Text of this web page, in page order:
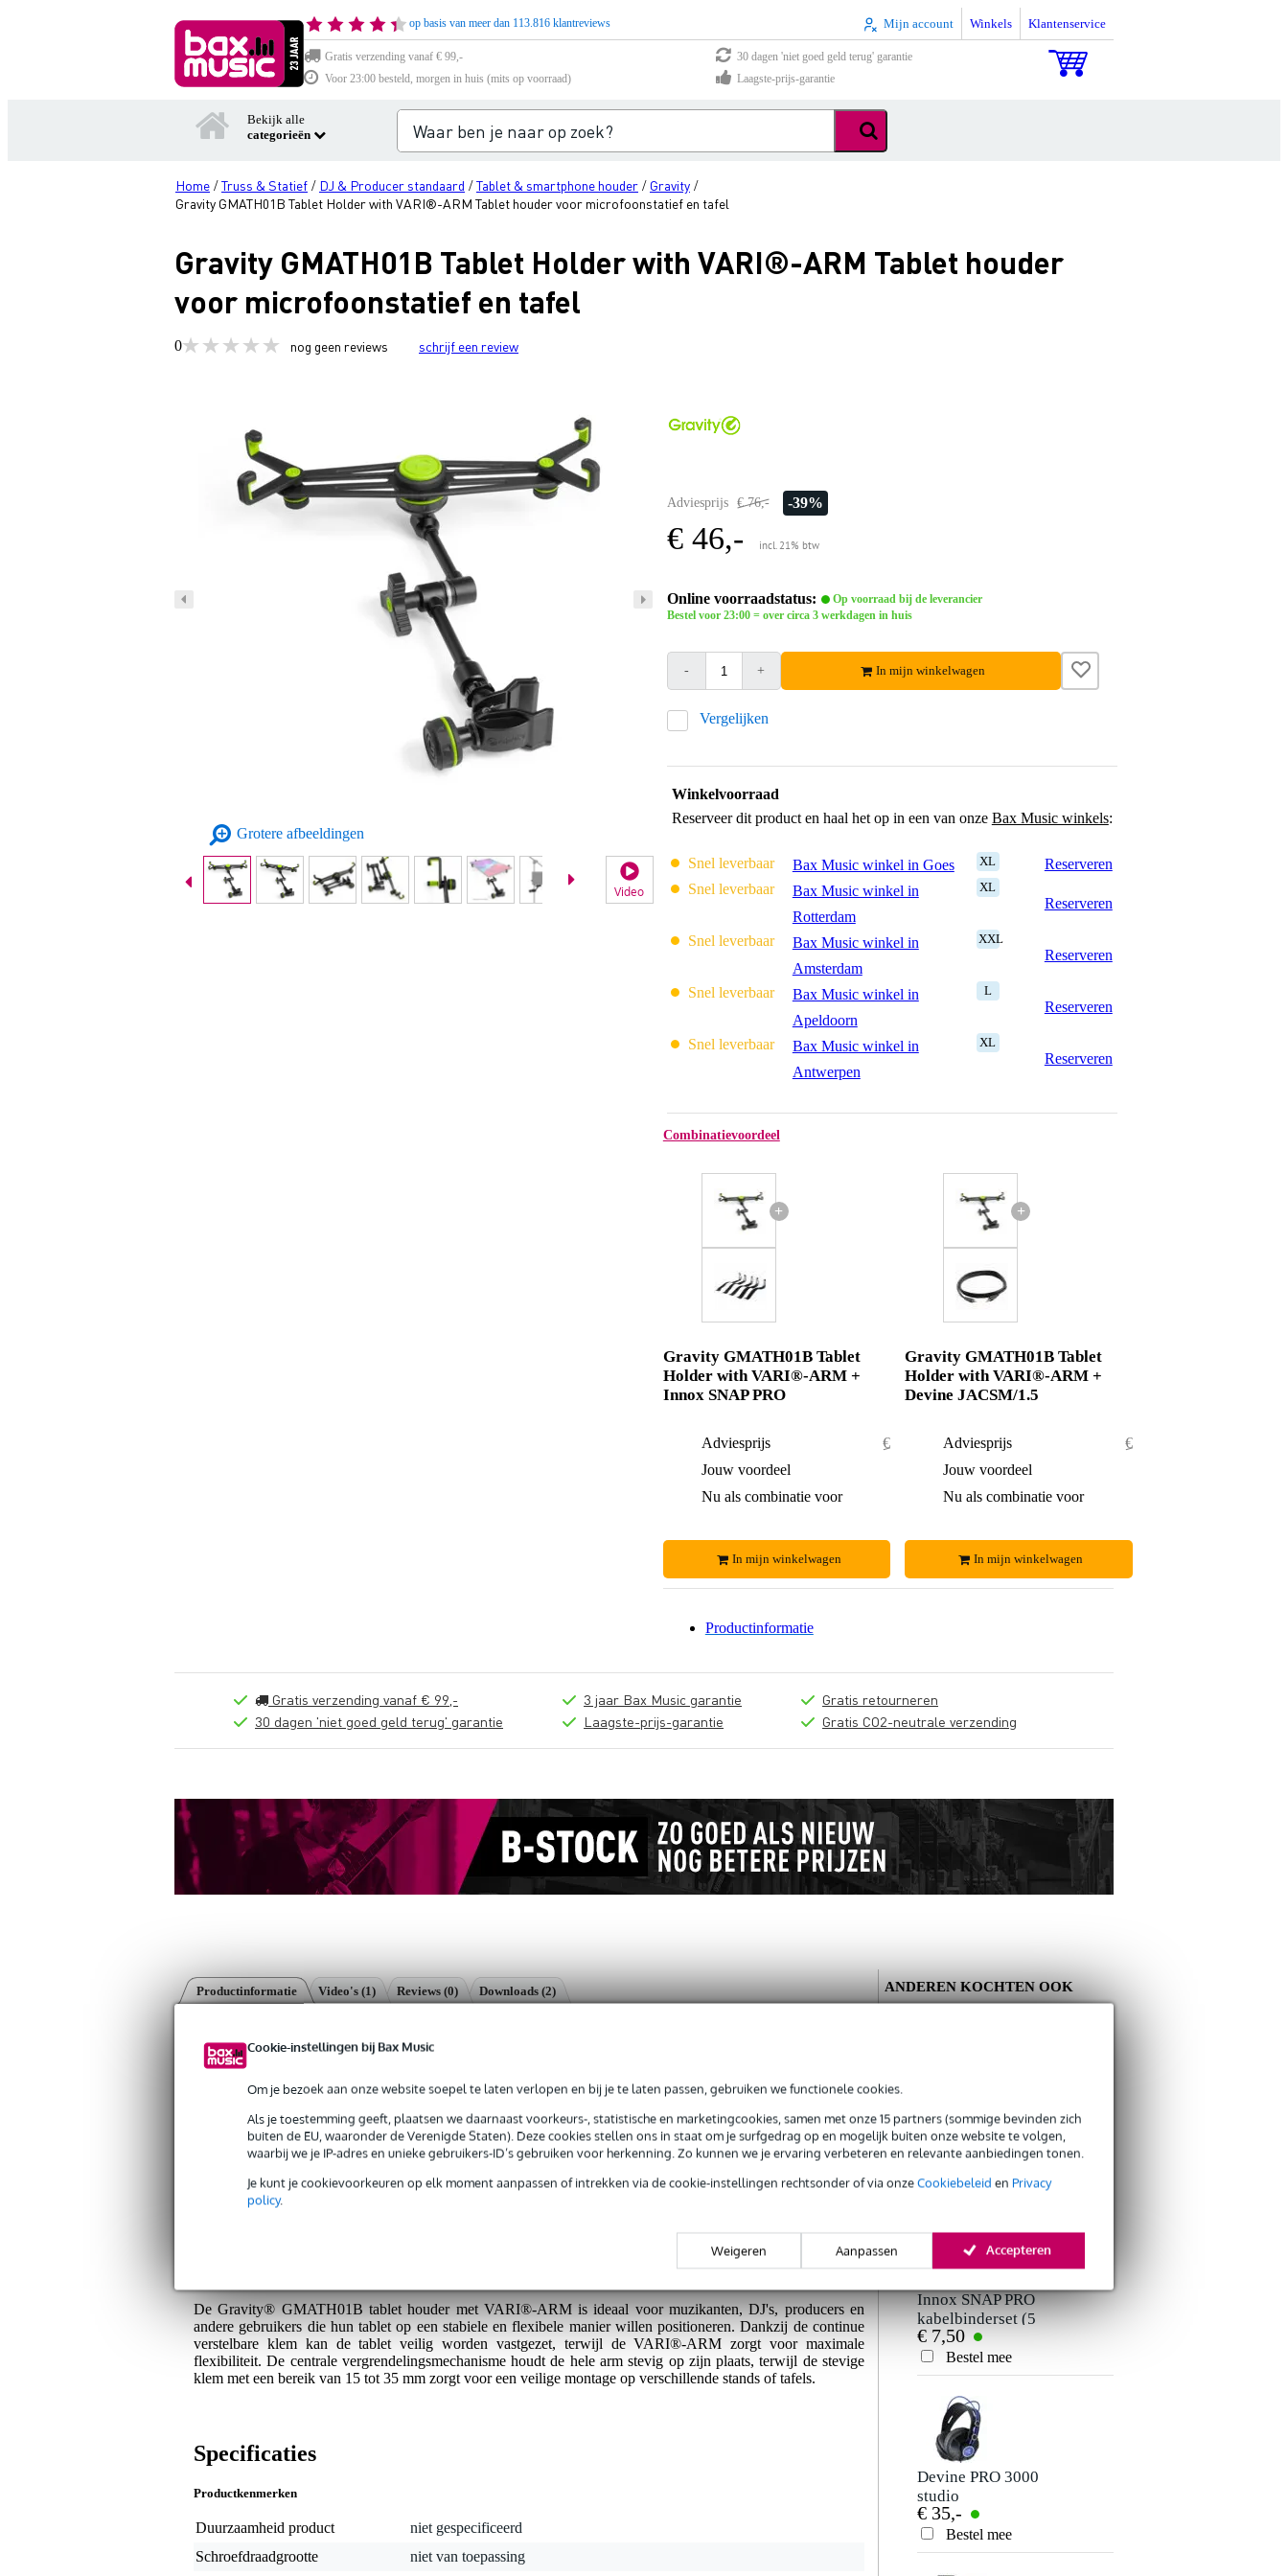
Cookie-instellingen bij Bax Music
Om je bezoek aan onze website soepel te laten verlopen en bij je te laten passen, gebruiken we functionele cookies.
Als je toestemming geeft, plaatsen we daarnaast voorkeurs-, statistische en marketingcookies, samen met onze 15 partners (sommige bevinden zich
buiten de EU, waaronder de Verenigde Staten). Deze cookies stellen ons in staat om je surfgedrag op en mogelijk buiten onze website te volgen,
waarbij we je IP-adres en unieke gebruikers-ID’s gebruiken voor herkenning. Zo kunnen we je ervaring verbeteren en relevante aanbiedingen tonen.
Je kunt je cookievoorkeuren op elk moment aanpassen of intrekken via de cookie-instellingen rechtsonder of via onzeCookiebeleid en Privacy
policy.
Weigeren Aanpassen Accepteren
op basis van meer dan 113.816 klantreviews Mijn account Winkels Klantenservice
Gratis verzending vanaf € 99,-
30 dagen 'niet goed geld terug' garantie
Voor 23:00 besteld, morgen in huis (mits op voorraad)
Laagste-prijs-garantie
Bekijk alle
categorieën
Home /Truss & Statief / DJ & Producer standaard /Tablet & smartphone houder / Gravity /
Gravity GMATH01B Tablet Holder with VARI®-ARM Tablet houder voor microfoonstatief en tafel
Gravity GMATH01B Tablet Holder with VARI®-ARM Tablet houder
voor microfoonstatief en tafel
0 nog geen reviews schrijf een review
Grotere afbeeldingen
Video
Adviesprijs € 76,- -39%
€ 46,- incl. 21% btw
Online voorraadstatus:
Op voorraad bij de leverancier
Bestel voor 23:00 = over circa 3 werkdagen in huis
- + In mijn winkelwagen
Vergelijken
Winkelvoorraad
Reserveer dit product en haal het op in een van onze Bax Music winkels:
Snel leverbaar Bax Music winkel in Goes XL
Reserveren
Snel leverbaar
Bax Music winkel in
Rotterdam
XL
Reserveren
Snel leverbaar
Bax Music winkel in
Amsterdam
XXL
Reserveren
Snel leverbaar
Bax Music winkel in
Apeldoorn
L
Reserveren
Snel leverbaar
Bax Music winkel in
Antwerpen
XL
Reserveren
Combinatievoordeel
+
Gravity GMATH01B Tablet
Holder with VARI®-ARM +
Innox SNAP PRO
Adviesprijs
€ 53,50
Jouw voordeel
Nu als combinatie voor
In mijn winkelwagen
+
Gravity GMATH01B Tablet
Holder with VARI®-ARM +
Devine JACSM/1.5
Adviesprijs
€ 51,95
Jouw voordeel
Nu als combinatie voor
In mijn winkelwagen
Productinformatie
Gratis verzending vanaf € 99,-
30 dagen 'niet goed geld terug' garantie
3 jaar Bax Music garantie
Laagste-prijs-garantie
Gratis retourneren
Gratis CO2-neutrale verzending
Productinformatie Video's (1) Reviews (0) Downloads (2)
Artikelnr:9000-0148-1274
Servicebelofte
Bax Music Garantie: Op dit product krijg je 5 jaar Bax Music garantie.
Op dit product krijg je 5 jaar Bax Music garantie.
Plus- en minpunten
Stevige en flexibele tabletbevestiging.
De Gravity® GMATH01B tablet houder met VARI®-ARM is ideaal voor muzikanten, DJ's, producers en
andere gebruikers die hun tablet op een stabiele en flexibele manier willen positioneren. Dankzij de continue
verstelbare klem kan de tablet veilig worden vastgezet, terwijl de VARI®-ARM zorgt voor maximale
flexibiliteit. De centrale vergrendelingsmechanisme houdt de hele arm stevig op zijn plaats, terwijl de stevige
klem met een bereik van 15 tot 35 mm zorgt voor een veilige montage op verschillende stands of tafels.
Specificaties
Productkenmerken
Duurzaamheid product
niet gespecificeerd
Schroefdraadgrootte
niet van toepassing
ANDEREN KOCHTEN OOK
Innox IVA 12
microfoonstatief
met hengelarm
€ 19,-
Bestel mee
Innox SNAP PRO
kabelbinderset (5
stuks)
€ 7,50
Bestel mee
Devine PRO 3000
studio
hoofdtelefoon
€ 35,-
Bestel mee